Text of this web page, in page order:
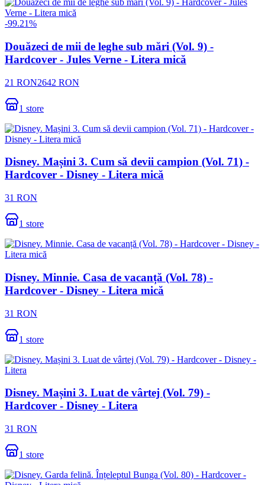
-99.21%
Douăzeci de mii de leghe sub mări (Vol. 9) -
Hardcover - Jules Verne - Litera mică
21 RON2642 RON
1 store
Disney. Mașini 3. Cum să devii campion (Vol. 71) -
Hardcover - Disney - Litera mică
31 RON
1 store
Disney. Minnie. Casa de vacanță (Vol. 78) -
Hardcover - Disney - Litera mică
31 RON
1 store
Disney. Mașini 3. Luat de vârtej (Vol. 79) -
Hardcover - Disney - Litera
31 RON
1 store